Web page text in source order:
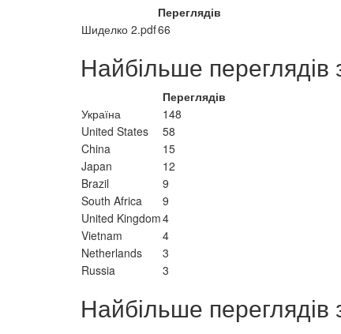
Переглядів
Шиделко 2.pdf66
Найбільше переглядів
Переглядів
Україна
148
United States
58
China
15
Japan
12
Brazil
9
South Africa
9
United Kingdom4
Vietnam
4
Netherlands
3
Russia
3
Найбільше переглядів